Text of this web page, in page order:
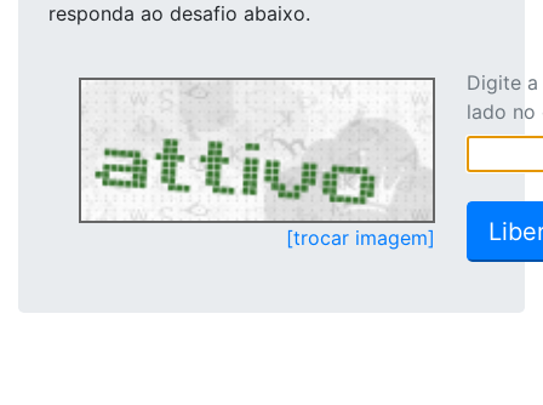
responda ao desafio abaixo.
[trocar imagem]
Digite
lado no